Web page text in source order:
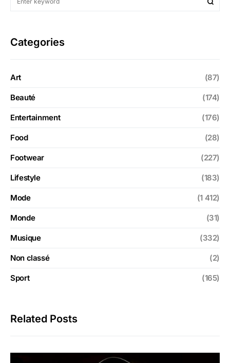
Categories
Art (87)
Beauté (174)
Entertainment (176)
Food (28)
Footwear (227)
Lifestyle (183)
Mode (1 412)
Monde (31)
Musique (332)
Non classé (2)
Sport (165)
Related Posts